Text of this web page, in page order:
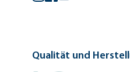
Qualität und